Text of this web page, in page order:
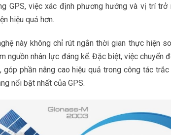
GPS, việc xác định phương hướng và vị trí
hiệu quả hơn.
này không chỉ rút ngắn thời gian thực hiện
nguồn nhân lực đáng kể. Đặc biệt, việc chuyển
góp phần nâng cao hiệu quả trong công tác
nổi bật nhất của GPS.